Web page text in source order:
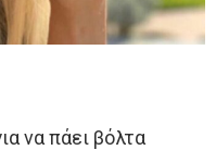
να πάει βόλτα